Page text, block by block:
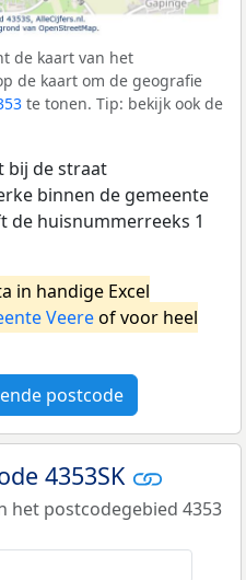
de kaart van het
de kaart om de geografie
te tonen. Tip: bekijk ook de
bij de straat
binnen de gemeente
de huisnummerreeks 1
in handige Excel
Veereof voor heel
postcode
4353SK
het postcodegebied 4353